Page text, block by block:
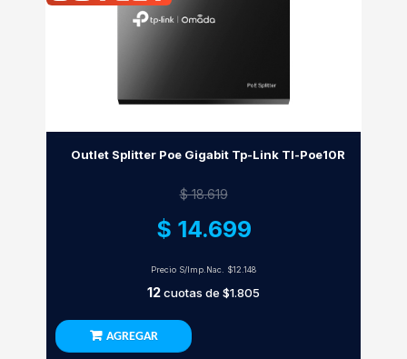
Outlet Splitter Poe Gigabit Tp-Link Tl-Poe10R
$ 18.619
$ 14.699
Precio S/Imp.Nac. $12.148
12cuotas de $1.805
AGREGAR